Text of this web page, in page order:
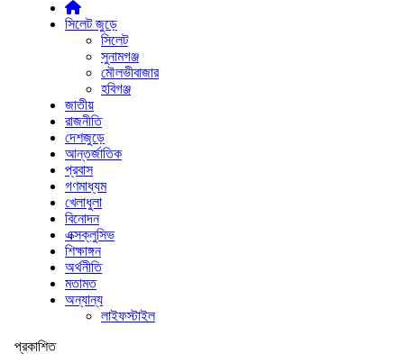
সিলেট জুড়ে
সিলেট
সুনামগঞ্জ
মৌলভীবাজার
হবিগঞ্জ
জাতীয়
রাজনীতি
দেশজুড়ে
আন্তর্জাতিক
প্রবাস
গণমাধ্যম
খেলাধুলা
বিনোদন
এক্সক্লুসিভ
শিক্ষাঙ্গন
অর্থনীতি
মতামত
অন্যান্য
লাইফস্টাইল
প্রকাশিত